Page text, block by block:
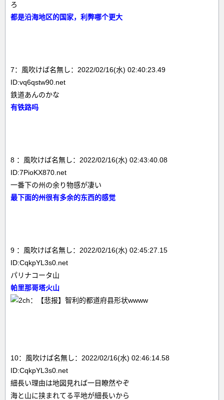
ろ
都是沿海地区的国家，利弊哪个更大
7：風吹けば名無し：2022/02/16(水) 02:40:23.49
ID:vq6qstw90.net
鉄道あんのかな
有铁路吗
8 ：風吹けば名無し：2022/02/16(水) 02:43:40.08
ID:7PioKX870.net
一番下の州の余り物感が凄い
最下面的州很有多余的东西的感觉
9 ：風吹けば名無し：2022/02/16(水) 02:45:27.15
ID:CqkpYL3s0.net
パリナコータ山
帕里那哥塔火山
10：風吹けば名無し：2022/02/16(水) 02:46:14.58
ID:CqkpYL3s0.net
細長い理由は地図見れば一目瞭然やぞ
海と山に挟まれてる平地が細長いから